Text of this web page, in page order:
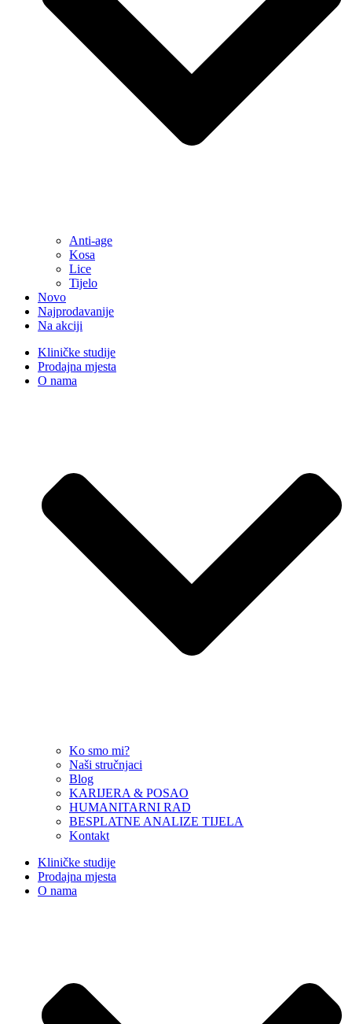
Anti-age
Kosa
Lice
Tijelo
Novo
Najprodavanije
Na akciji
Kliničke studije
Prodajna mjesta
O nama
Ko smo mi?
Naši stručnjaci
Blog
KARIJERA & POSAO
HUMANITARNI RAD
BESPLATNE ANALIZE TIJELA
Kontakt
Kliničke studije
Prodajna mjesta
O nama